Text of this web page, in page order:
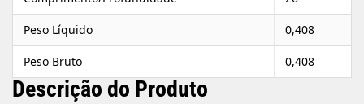
Peso Líquido 0,408
Peso Bruto 0,408
Descrição do Produto